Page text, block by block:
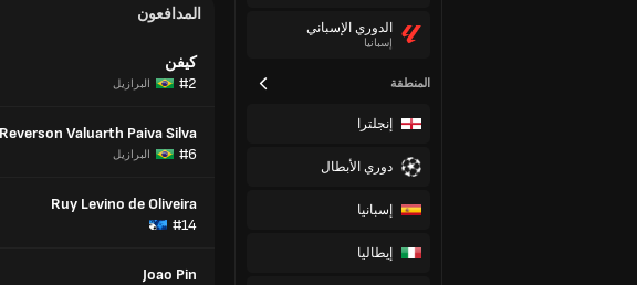
الدوري الإسباني
إسبانيا
المنطقة
إنجلترا
دوري الأبطال
إسبانيا
إيطاليا
المدافعون
كيفن
#2
البرازيل
Reverson Valuarth Paiva Silva
#6
البرازيل
Ruy Levino de Oliveira
#14
Joao Pin